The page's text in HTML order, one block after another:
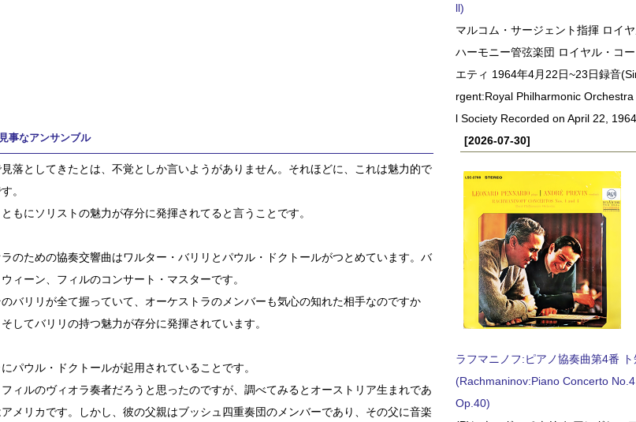
事なアンサンブル
落としてきたとは、不覚としか言いようがありません。それほどに、これは魅力的で
。
もにソリストの魅力が存分に発揮されてると言うことです。
のための協奏交響曲はワルター・バリリとパウル・ドクトールがつとめています。バ
ィーン、フィルのコンサート・マスターです。
バリリが全て握っていて、オーケストラのメンバーも気心の知れた相手なのですか
してバリリの持つ魅力が存分に発揮されています。
パウル・ドクトールが起用されていることです。
ィルのヴィオラ奏者だろうと思ったのですが、調べてみるとオーストリア生まれであ
メリカです。しかし、彼の父親はブッシュ四重奏団のメンバーであり、その父に音楽
ll)
マルコム・サージェント指揮 ロイ
ハーモニー管弦楽団 ロイヤル・コ
エティ 1964年4月22日~23日録音
rgent:Royal Philharmonic
l Society Recorded on April 22,
[2026-07-30]
ラフマニノフ:ピアノ協奏曲第4番
(Rachmaninov:Piano Concerto
Op.40)